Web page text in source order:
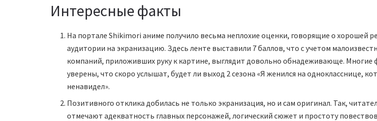
Интересные факты
На портале Shikimori аниме получило весьма неплохие оценки, говорящие о хорошей
аудитории на экранизацию. Здесь ленте выставили 7 баллов, что с учетом
компаний, приложивших руку к картине, выглядит довольно обнадеживающе. Многие
уверены, что скоро услышат, будет ли выход 2 сезона «Я женился на однокласснице,
ненавидел».
Позитивного отклика добилась не только экранизация, но и сам оригинал. Так,
отмечают адекватность главных персонажей, логический сюжет и простоту